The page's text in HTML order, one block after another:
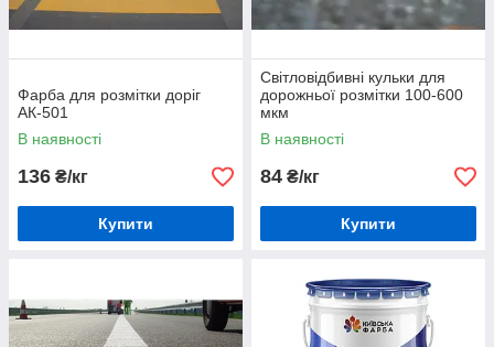
Фарба для розмітки доріг
АК-501
В наявності
136 ₴/кг
Купити
Світловідбивні кульки для
дорожньої розмітки 100-600
мкм
В наявності
84 ₴/кг
Купити